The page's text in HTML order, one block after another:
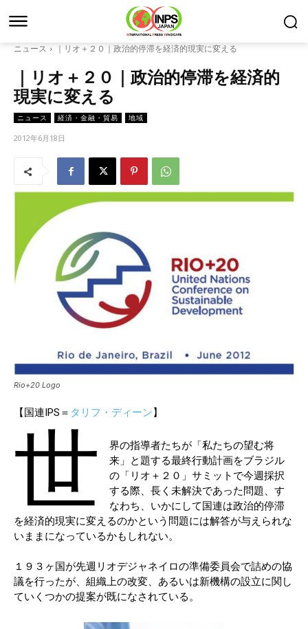
ニュース ｜リオ＋２０｜政治的停滞を経済的現実に変える
｜リオ＋２０｜政治的停滞を経済的
現実に変える
ニュース 経済・金融・貿易 地域
2012年6月18日
Rio+20 Logo
【国連IPS＝ タリフ・ディーン】
世
界の指導者たちが「私たちの望む将
来」と題する最終行動計画をブラジル
の「リオ＋２０」サミットで今週採択
する際、長く未解決であった問題、す
なわち、いかにして国連は政治的停滞
を経済的現実に変えるのかという問題には解答が与えられな
いままになっているかもしれない。
１９３ヶ国が先週リオデジャネイロの準備委員会で詰めの協
議を行ったが、組織上の改変、あるいは新機構の設立に関し
ていくつかの提案が既になされている。